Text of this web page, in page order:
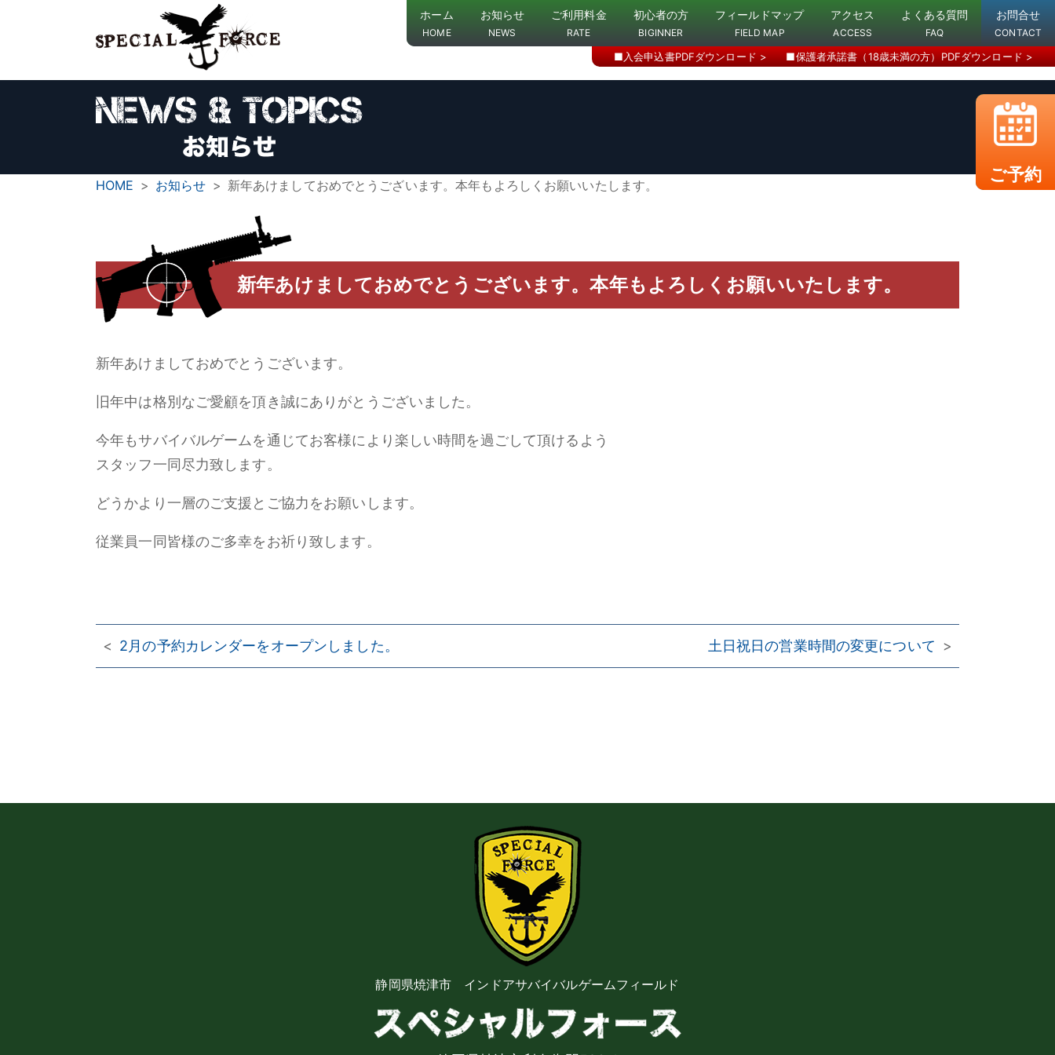
ホーム
HOME
お知らせ
NEWS
ご利用料金
RATE
初心者の方
BIGINNER
フィールドマップ
FIELD MAP
アクセス
ACCESS
よくある質問
FAQ
お問合せ
CONTACT
■入会申込書PDFダウンロード > ■保護者承諾書（18歳未満の方）PDFダウンロード >
ご予約
HOME お知らせ 新年あけましておめでとうございます。本年もよろしくお願いいたします。
新年あけましておめでとうございます。本年もよろしくお願いいたします。
新年あけましておめでとうございます。
旧年中は格別なご愛顧を頂き誠にありがとうございました。
今年もサバイバルゲームを通じてお客様により楽しい時間を過ごして頂けるよう
スタッフ一同尽力致します。
どうかより一層のご支援とご協力をお願いします。
従業員一同皆様のご多幸をお祈り致します。
< 2月の予約カレンダーをオープンしました。 土日祝日の営業時間の変更について >
静岡県焼津市 インドアサバイバルゲームフィールド